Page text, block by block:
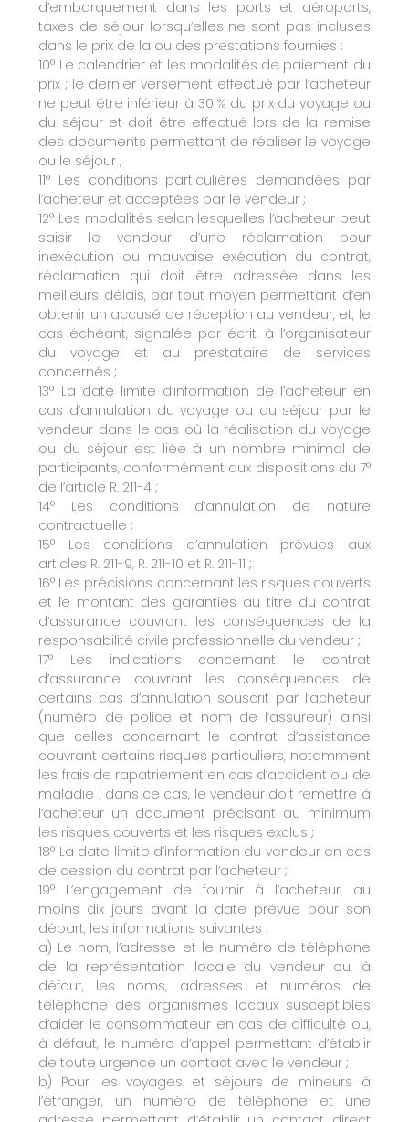
d’embarquement dans les ports et aéroports,
taxes de séjour lorsqu’elles ne sont pas incluses
dans le prix de la ou des prestations fournies ;
10° Le calendrier et les modalités de paiement du
prix ; le dernier versement effectué par l’acheteur
ne peut être inférieur à 30 % du prix du voyage ou
du séjour et doit être effectué lors de la remise
des documents permettant de réaliser le voyage
ou le séjour ;
11° Les conditions particulières demandées par
l’acheteur et acceptées par le vendeur ;
12° Les modalités selon lesquelles l’acheteur peut
saisir le vendeur d’une réclamation pour
inexécution ou mauvaise exécution du contrat,
réclamation qui doit être adressée dans les
meilleurs délais, par tout moyen permettant d’en
obtenir un accusé de réception au vendeur, et, le
cas échéant, signalée par écrit, à l’organisateur
du voyage et au prestataire de services
concernés ;
13° La date limite d’information de l’acheteur en
cas d’annulation du voyage ou du séjour par le
vendeur dans le cas où la réalisation du voyage
ou du séjour est liée à un nombre minimal de
participants, conformément aux dispositions du 7°
de l’article R. 211-4 ;
14° Les conditions d’annulation de nature
contractuelle ;
15° Les conditions d’annulation prévues aux
articles R. 211-9, R. 211-10 et R. 211-11 ;
16° Les précisions concernant les risques couverts
et le montant des garanties au titre du contrat
d’assurance couvrant les conséquences de la
responsabilité civile professionnelle du vendeur ;
17° Les indications concernant le contrat
d’assurance couvrant les conséquences de
certains cas d’annulation souscrit par l’acheteur
(numéro de police et nom de l’assureur) ainsi
que celles concernant le contrat d’assistance
couvrant certains risques particuliers, notamment
les frais de rapatriement en cas d’accident ou de
maladie ; dans ce cas, le vendeur doit remettre à
l’acheteur un document précisant au minimum
les risques couverts et les risques exclus ;
18° La date limite d’information du vendeur en cas
de cession du contrat par l’acheteur ;
19° L’engagement de fournir à l’acheteur, au
moins dix jours avant la date prévue pour son
départ, les informations suivantes :
a) Le nom, l’adresse et le numéro de téléphone
de la représentation locale du vendeur ou, à
défaut, les noms, adresses et numéros de
téléphone des organismes locaux susceptibles
d’aider le consommateur en cas de difficulté ou,
à défaut, le numéro d’appel permettant d’établir
de toute urgence un contact avec le vendeur ;
b) Pour les voyages et séjours de mineurs à
l’étranger, un numéro de téléphone et une